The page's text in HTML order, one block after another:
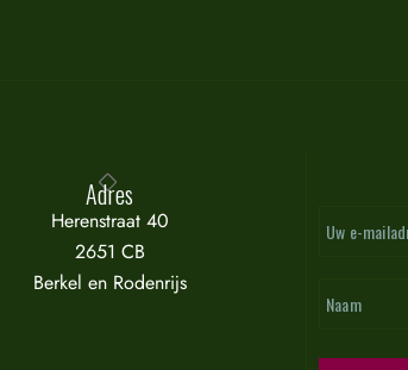
Adres
Herenstraat 40
2651 CB
Berkel en Rodenrijs